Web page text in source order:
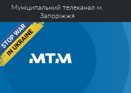
Муніципальний телеканал м.
Запоріжжя